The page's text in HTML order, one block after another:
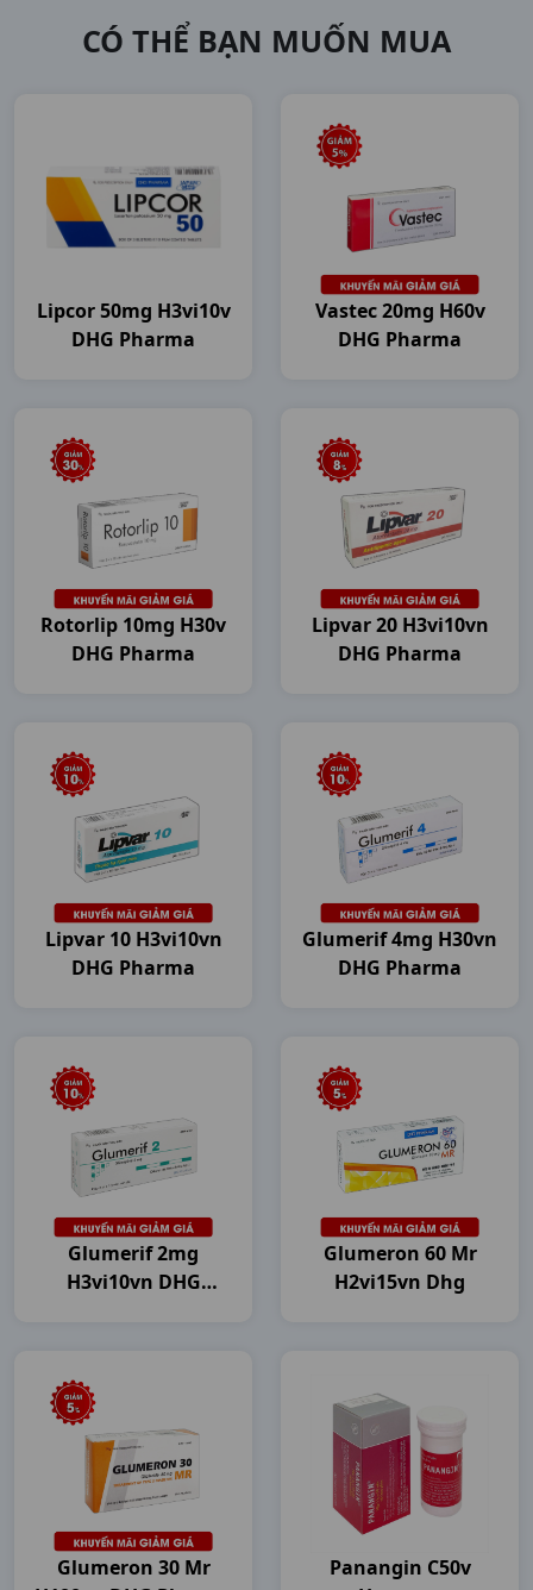
CÓ THỂ BẠN MUỐN MUA
Lipcor 50mg H3vi10v
DHG Pharma
Vastec 20mg H60v
DHG Pharma
Rotorlip 10mg H30v
DHG Pharma
Lipvar 20 H3vi10vn
DHG Pharma
Lipvar 10 H3vi10vn
DHG Pharma
Glumerif 4mg H30vn
DHG Pharma
Glumerif 2mg
H3vi10vn DHG
Glumeron 60 Mr
H2vi15vn Dhg
Glumeron 30 Mr
Panangin C50v